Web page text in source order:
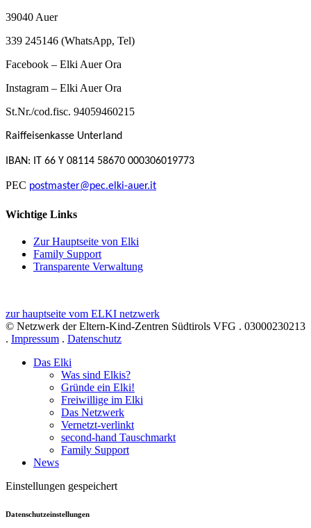
39040 Auer
339 245146 (WhatsApp, Tel)
Facebook – Elki Auer Ora
Instagram – Elki Auer Ora
St.Nr./cod.fisc. 94059460215
Raiffeisenkasse Unterland
IBAN: IT 66 Y 08114 58670 000306019773
PEC postmaster@pec.elki-auer.it
Wichtige Links
Zur Hauptseite von Elki
Family Support
Transparente Verwaltung
zur hauptseite vom ELKI netzwerk
© Netzwerk der Eltern-Kind-Zentren Südtirols VFG . 03000230213
. Impressum . Datenschutz
Das Elki
Was sind Elkis?
Gründe ein Elki!
Freiwillige im Elki
Das Netzwerk
Vernetzt-verlinkt
second-hand Tauschmarkt
Family Support
News
Einstellungen gespeichert
Datenschutzeinstellungen